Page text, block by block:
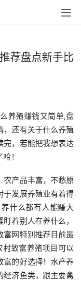
荐盘点新手比
养殖赚钱又简单,盘
，还有关于什么养殖
完，若能把我想表达
！
农产品丰富，不愁原
于发展养殖业有着得
什么都有人能赚大
着别人在养什么，
富网特别推荐目前最
致富养殖项目可以
富的好选择！水产养
经济鱼类，跟主要禽